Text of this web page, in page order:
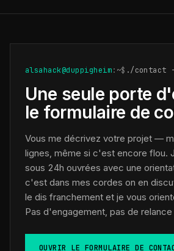
alsahack@duppigheim:~$ ./contact
Une seule porte
le formulaire de
Vous me décrivez votre projet —
lignes, même si c'est encore flou.
sous 24h ouvrées avec une
c'est dans mes cordes on en
le dis franchement et je vous
Pas d'engagement, pas de
OUVRIR LE FORMULAIRE DE